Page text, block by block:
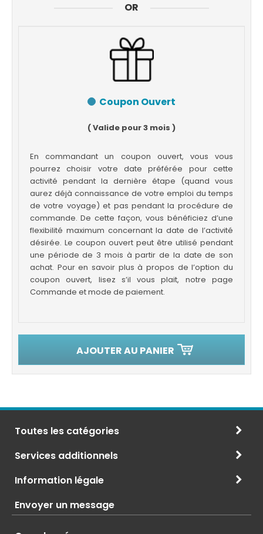
OR
Coupon Ouvert
( Valide pour 3 mois )
En commandant un coupon ouvert, vous vous
pourrez choisir votre date préférée pour cette
activité pendant la dernière étape (quand vous
aurez déjà connaissance de votre emploi du temps
de votre voyage) et pas pendant la procédure de
commande. De cette façon, vous bénéficiez d’une
flexibilité maximum concernant la date de l’activité
désirée. Le coupon ouvert peut être utilisé pendant
une période de 3 mois à partir de la date de son
achat. Pour en savoir plus à propos de l’option du
coupon ouvert, lisez s’il vous plait, notre page
Commande et mode de paiement.
AJOUTER AU PANIER
Toutes les catégories
Services additionnels
Information légale
Envoyer un message